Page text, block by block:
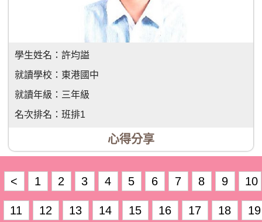
學生姓名： 許均謚
就讀學校： 東港國中
就讀年級： 三年級
名次排名： 班排1
心得分享
< 1 2 3 4 5 6 7 8 9 10
11 12 13 14 15 16 17 18 19